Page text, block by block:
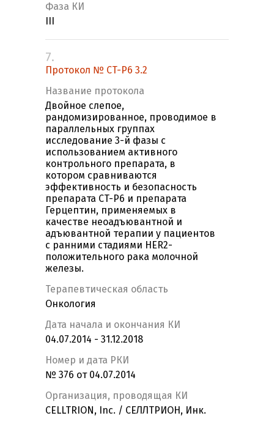
Фаза КИ
7.
Протокол № CT-P6 3.2
Название протокола
Двойное слепое,
рандомизированное, проводимое в
параллельных группах
исследование 3-й фазы с
использованием активного
контрольного препарата, в
котором сравниваются
эффективность и безопасность
препарата CT-P6 и препарата
Герцептин, применяемых в
качестве неоадъювантной и
адъювантной терапии у пациентов
с ранними стадиями HER2-
положительного рака молочной
железы.
Терапевтическая область
Онкология
Дата начала и окончания КИ
04.07.2014 - 31.12.2018
Номер и дата РКИ
№ 376 от 04.07.2014
Организация, проводящая КИ
CELLTRION, Inc. / СЕЛЛТРИОН, Инк.